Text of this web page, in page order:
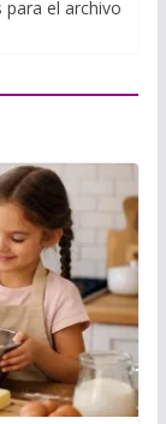
el archivom
a
t
i